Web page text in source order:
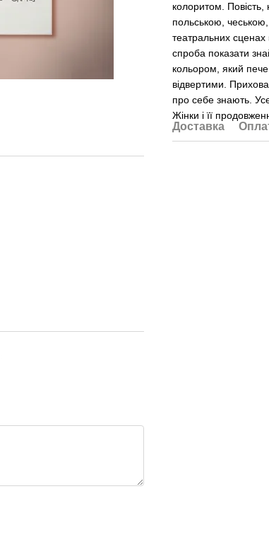
колоритом.
польською,
театральних сценах
спроба показати
кольором, який
відвертими.
про себе знають.
Жінки і її
Доставка